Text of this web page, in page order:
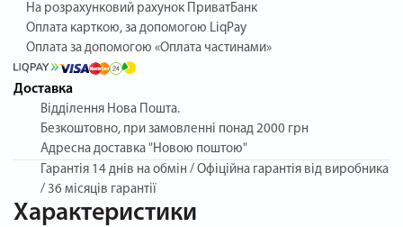
На розрахунковий рахунок ПриватБанк
Оплата карткою, за допомогою LiqPay
Оплата за допомогою «Оплата частинами»
Доставка
Відділення Нова Пошта.
Безкоштовно, при замовленні понад 2000 грн
Адресна доставка "Новою поштою"
Гарантія 14 днів на обмін / Офіційна гарантія від виробника
/ 36 місяців гарантії
Характеристики